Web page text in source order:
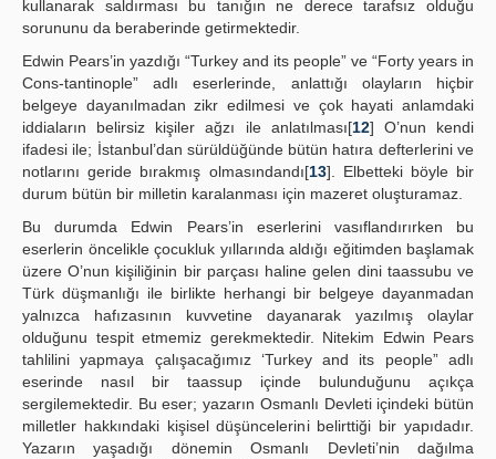
kullanarak saldırması bu tanığın ne derece tarafsız olduğu
sorununu da beraberinde getirmektedir.
Edwin Pears’in yazdığı “Turkey and its people” ve “Forty years in
Cons-tantinople” adlı eserlerinde, anlattığı olayların hiçbir
belgeye dayanılmadan zikr edilmesi ve çok hayati anlamdaki
iddiaların belirsiz kişiler ağzı ile anlatılması[12] O’nun kendi
ifadesi ile; İstanbul’dan sürüldüğünde bütün hatıra defterlerini ve
notlarını geride bırakmış olmasındandı[13]. Elbetteki böyle bir
durum bütün bir milletin karalanması için mazeret oluşturamaz.
Bu durumda Edwin Pears’in eserlerini vasıflandırırken bu
eserlerin öncelikle çocukluk yıllarında aldığı eğitimden başlamak
üzere O’nun kişiliğinin bir parçası haline gelen dini taassubu ve
Türk düşmanlığı ile birlikte herhangi bir belgeye dayanmadan
yalnızca hafızasının kuvvetine dayanarak yazılmış olaylar
olduğunu tespit etmemiz gerekmektedir. Nitekim Edwin Pears
tahlilini yapmaya çalışacağımız ‘Turkey and its people” adlı
eserinde nasıl bir taassup içinde bulunduğunu açıkça
sergilemektedir. Bu eser; yazarın Osmanlı Devleti içindeki bütün
milletler hakkındaki kişisel düşüncelerini belirttiği bir yapıdadır.
Yazarın yaşadığı dönemin Osmanlı Devleti’nin dağılma